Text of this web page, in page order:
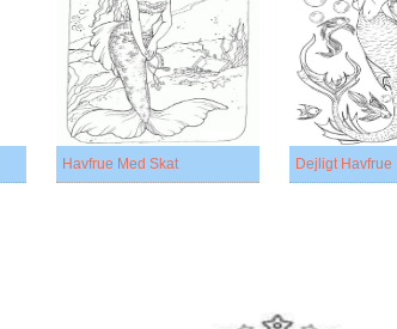
Havfrue Med Skat Dejligt Havfrue